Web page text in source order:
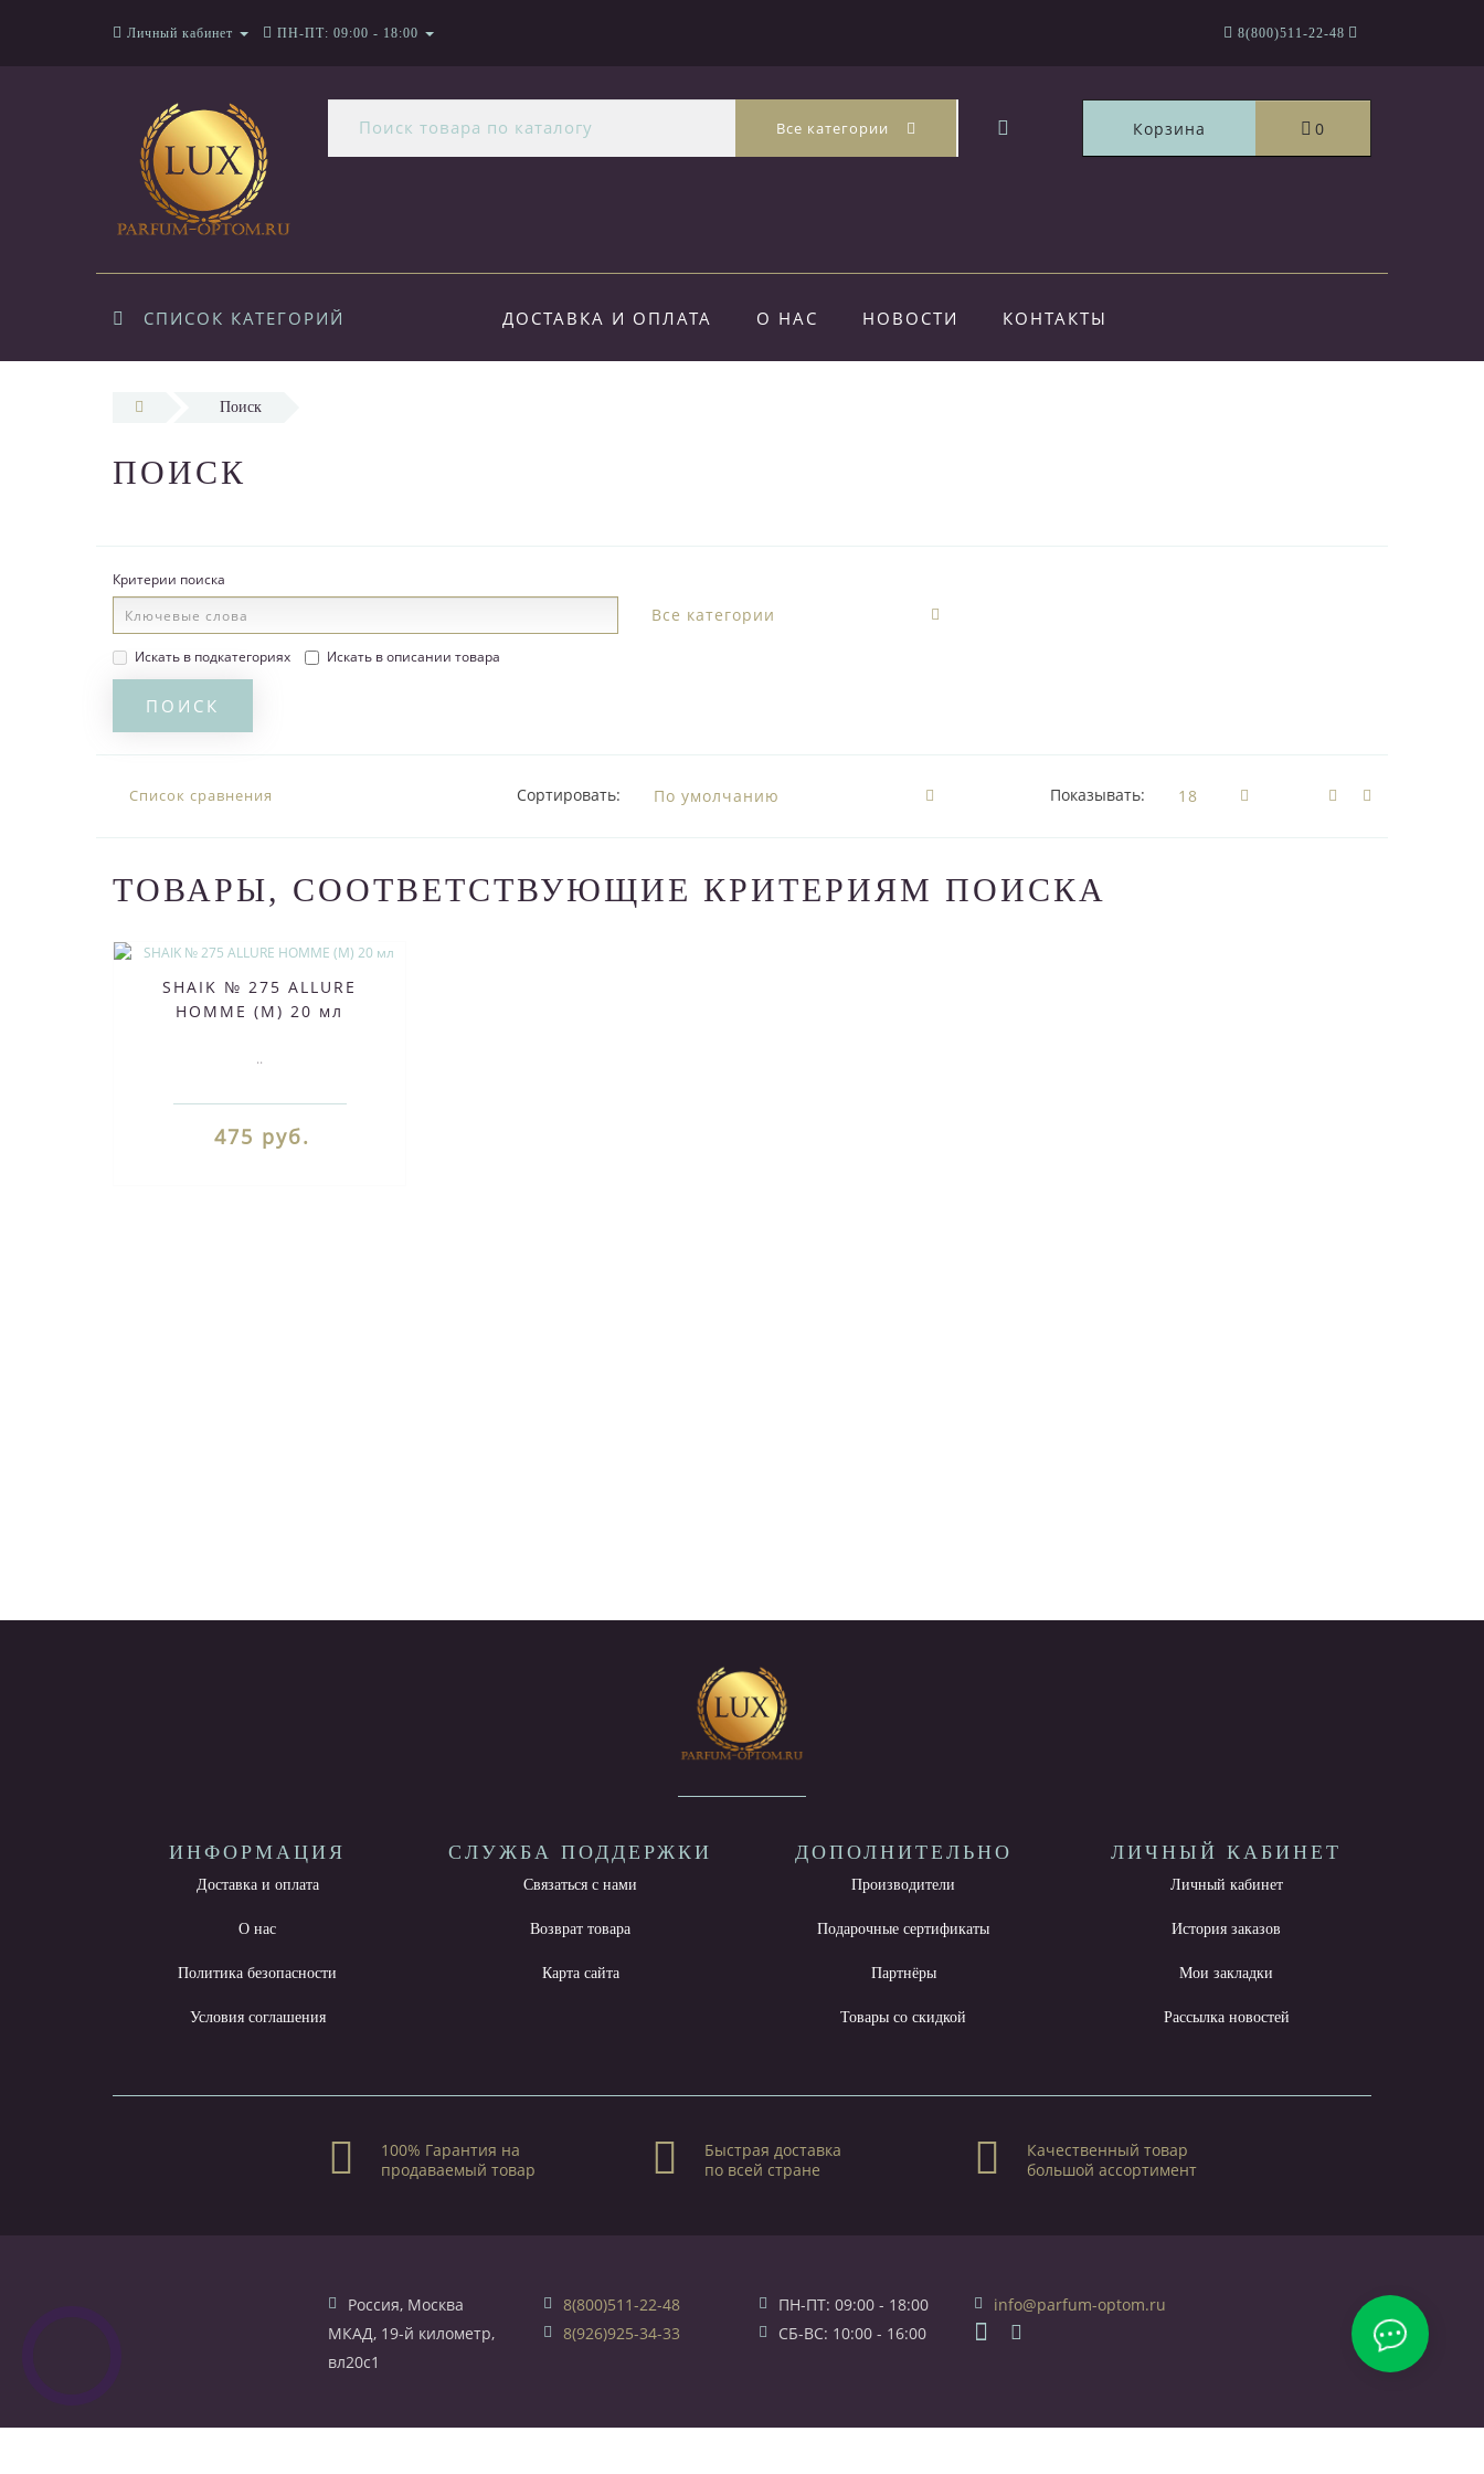
Личный кабинет ПН-ПТ: 09:00 - 18:00 8(800)511-22-48
Все категории Корзина 0
СПИСОК КАТЕГОРИЙ ДОСТАВКА И ОПЛАТА О НАС НОВОСТИ КОНТАКТЫ
Поиск
ПОИСК
Критерии поиска
Искать в подкатегориях Искать в описании товара
Список сравнения Сортировать: Показывать:
ТОВАРЫ, СООТВЕТСТВУЮЩИЕ КРИТЕРИЯМ ПОИСКА
SHAIK № 275 ALLURE
HOMME (M) 20 мл
..
475 руб.
ИНФОРМАЦИЯ
Доставка и оплата
О нас
Политика безопасности
Условия соглашения
СЛУЖБА ПОДДЕРЖКИ
Связаться с нами
Возврат товара
Карта сайта
ДОПОЛНИТЕЛЬНО
Производители
Подарочные сертификаты
Партнёры
Товары со скидкой
ЛИЧНЫЙ КАБИНЕТ
Личный кабинет
История заказов
Мои закладки
Рассылка новостей
100% Гарантия на
продаваемый товар
Быстрая доставка
по всей стране
Качественный товар
большой ассортимент
Россия, Москва
МКАД, 19-й километр,
вл20с1
8(800)511-22-48
8(926)925-34-33
ПН-ПТ: 09:00 - 18:00
СБ-ВС: 10:00 - 16:00
info@parfum-optom.ru